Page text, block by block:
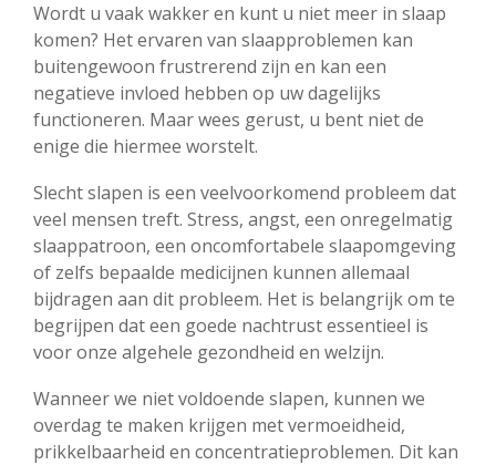
Wordt u vaak wakker en kunt u niet meer in slaap
komen? Het ervaren van slaapproblemen kan
buitengewoon frustrerend zijn en kan een
negatieve invloed hebben op uw dagelijks
functioneren. Maar wees gerust, u bent niet de
enige die hiermee worstelt.
Slecht slapen is een veelvoorkomend probleem dat
veel mensen treft. Stress, angst, een onregelmatig
slaappatroon, een oncomfortabele slaapomgeving
of zelfs bepaalde medicijnen kunnen allemaal
bijdragen aan dit probleem. Het is belangrijk om te
begrijpen dat een goede nachtrust essentieel is
voor onze algehele gezondheid en welzijn.
Wanneer we niet voldoende slapen, kunnen we
overdag te maken krijgen met vermoeidheid,
prikkelbaarheid en concentratieproblemen. Dit kan